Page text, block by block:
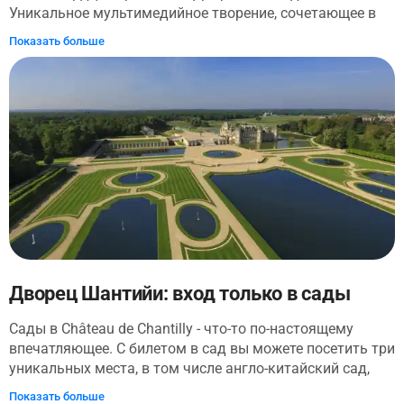
архитектурные особенности собора. Эта экскурсия не
аффилирована с Дворцом инвалидов и Музеем армии, а
предоставлена независимым автором. В билет включен
в стоимость для удобства клиента, без дополнительной
Уникальное мультимедийное творение, сочетающее в
себе оркестровую музыку, видеомэппинг и световые
эффекты, иммерсивное шоу AURA INVALIDES
сублимирует архитектуру знаменитого парижского
время, AURA INVALIDES приглашает посетителей
(заново) открыть для себя исключительное наследие
Dôme des Invalides - через необыкновенные впечатления!
Показать больше
Дворец Шантийи: вход только в сады
Сады в Château de Chantilly - что-то по-настоящему
впечатляющее. С билетом в сад вы можете посетить три
уникальных места, в том числе англо-китайский сад,
который послужил источником вдохновения для
Показать больше